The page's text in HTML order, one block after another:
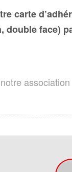
carte
double face)
association